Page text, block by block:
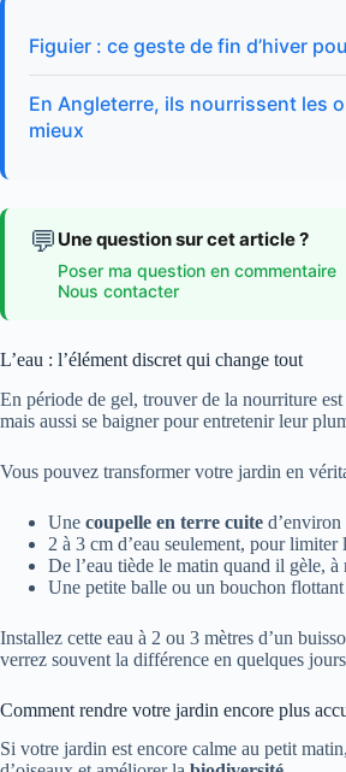
Figuier : ce geste de fin d’hiver
En Angleterre, ils nourrissent les
mieux
💬 Une question sur cet article ?
Poser ma question en commentaire
Nous contacter
L’eau : l’élément discret qui change tout
En période de gel, trouver de la nourriture
mais aussi se baigner pour entretenir leur
Vous pouvez transformer votre jardin en
Une coupelle en terre cuite d’environ
2 à 3 cm d’eau seulement, pour
De l’eau tiède le matin quand il gèle,
Une petite balle ou un bouchon
Installez cette eau à 2 ou 3 mètres d’un
verrez souvent la différence en quelques
Comment rendre votre jardin encore plus
Si votre jardin est encore calme au petit